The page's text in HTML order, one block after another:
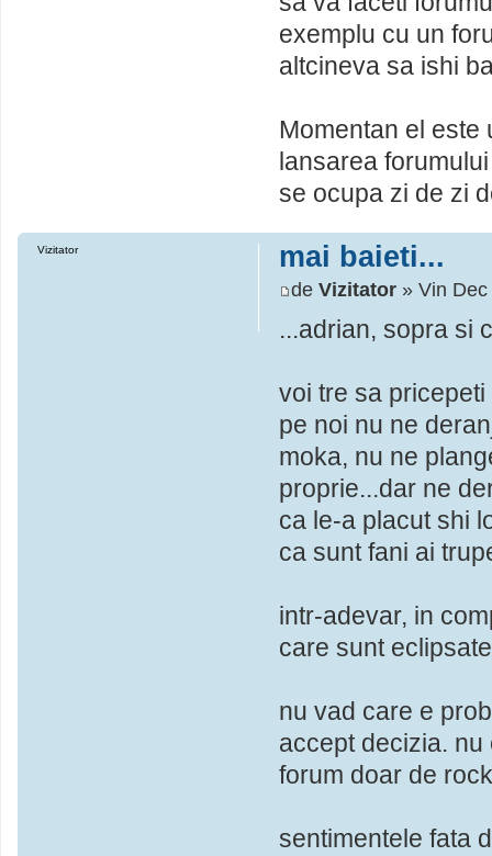
exemplu cu un
altcineva sa ishi
Momentan el este
lansarea
se ocupa zi de zi
mai baieti...
de Vizitator » Vin
...adrian, sopra si
voi tre sa
pe noi nu ne
moka, nu ne
proprie...dar ne
ca le-a placut shi
ca sunt fani ai
intr-adevar, in
care sunt
nu vad care e
accept decizia.
forum doar de
sentimentele fata
Vizitator